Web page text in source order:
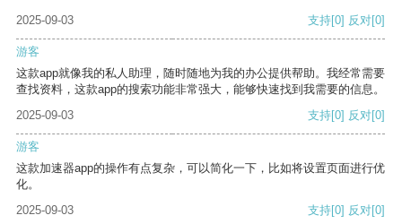
2025-09-03 支持[0] 反对[0]
游客
这款app就像我的私人助理，随时随地为我的办公提供帮助。我经常需要
查找资料，这款app的搜索功能非常强大，能够快速找到我需要的信息。
2025-09-03
支持[0] 反对[0]
游客
这款加速器app的操作有点复杂，可以简化一下，比如将设置页面进行优
化。
2025-09-03
支持[0] 反对[0]